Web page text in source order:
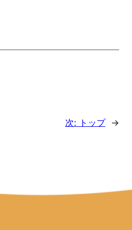
次: トップ →